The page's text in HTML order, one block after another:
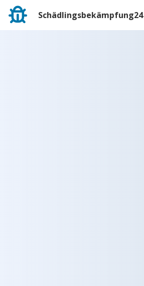
Schädlingsbekämpfung24